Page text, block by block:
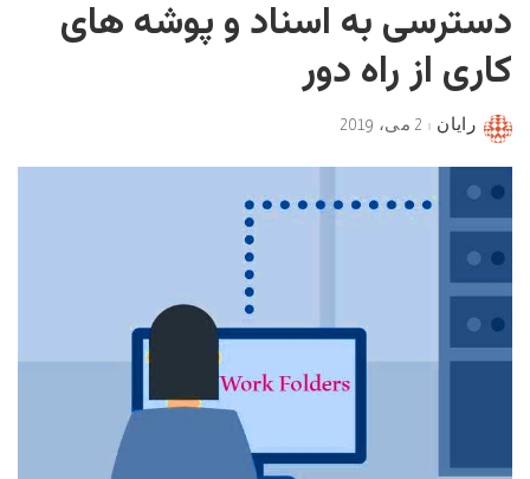
دسترسی به اسناد و پوشه های
کاری از راه دور
Posted
رایان 2 می، 2019